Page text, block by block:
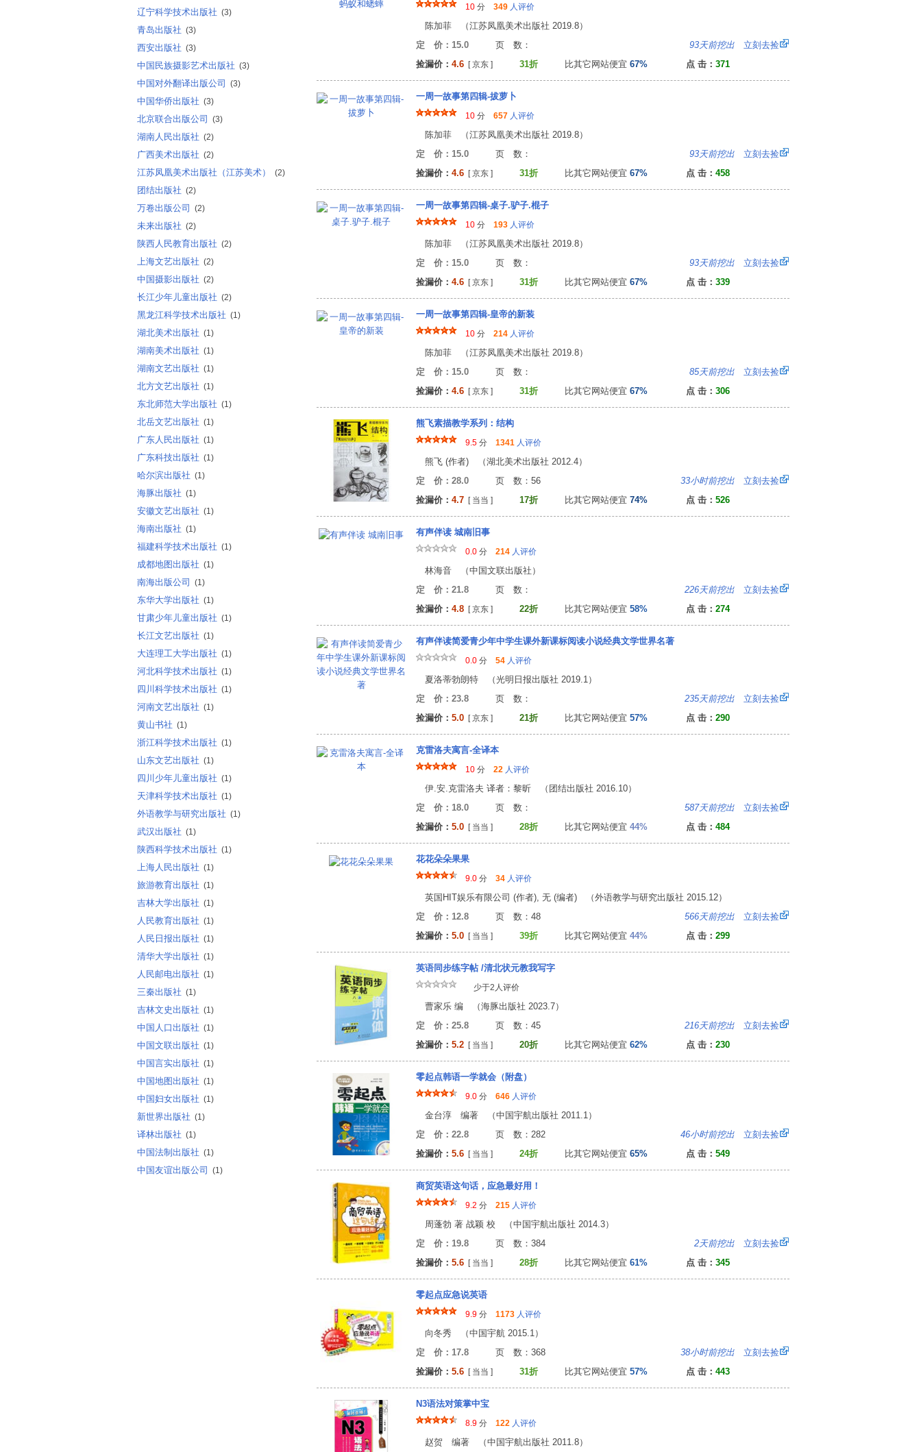
辽宁科学技术出版社 (3)
青岛出版社 (3)
西安出版社 (3)
中国民族摄影艺术出版社 (3)
中国对外翻译出版公司 (3)
中国华侨出版社 (3)
北京联合出版公司 (3)
湖南人民出版社 (2)
广西美术出版社 (2)
江苏凤凰美术出版社（江苏美术） (2)
团结出版社 (2)
万卷出版公司 (2)
未来出版社 (2)
陕西人民教育出版社 (2)
上海文艺出版社 (2)
中国摄影出版社 (2)
长江少年儿童出版社 (2)
黑龙江科学技术出版社 (1)
湖北美术出版社 (1)
湖南美术出版社 (1)
湖南文艺出版社 (1)
北方文艺出版社 (1)
东北师范大学出版社 (1)
北岳文艺出版社 (1)
广东人民出版社 (1)
广东科技出版社 (1)
哈尔滨出版社 (1)
海豚出版社 (1)
安徽文艺出版社 (1)
海南出版社 (1)
福建科学技术出版社 (1)
成都地图出版社 (1)
南海出版公司 (1)
东华大学出版社 (1)
甘肃少年儿童出版社 (1)
长江文艺出版社 (1)
大连理工大学出版社 (1)
河北科学技术出版社 (1)
四川科学技术出版社 (1)
河南文艺出版社 (1)
黄山书社 (1)
浙江科学技术出版社 (1)
山东文艺出版社 (1)
四川少年儿童出版社 (1)
天津科学技术出版社 (1)
外语教学与研究出版社 (1)
武汉出版社 (1)
陕西科学技术出版社 (1)
上海人民出版社 (1)
旅游教育出版社 (1)
吉林大学出版社 (1)
人民教育出版社 (1)
人民日报出版社 (1)
清华大学出版社 (1)
人民邮电出版社 (1)
三秦出版社 (1)
吉林文史出版社 (1)
中国人口出版社 (1)
中国文联出版社 (1)
中国言实出版社 (1)
中国地图出版社 (1)
中国妇女出版社 (1)
新世界出版社 (1)
译林出版社 (1)
中国法制出版社 (1)
中国友谊出版公司 (1)
10 分 349 人评价
陈加菲 （江苏凤凰美术出版社 2019.8）
定 价：15.0 页 数： 93天前挖出 立刻去捡
捡漏价： 4.6 [ 京东 ] 31折 比其它网站便宜 67% 点 击： 371
一周一故事第四辑-拔萝卜
10 分 657 人评价
陈加菲 （江苏凤凰美术出版社 2019.8）
定 价：15.0 页 数： 93天前挖出 立刻去捡
捡漏价： 4.6 [ 京东 ] 31折 比其它网站便宜 67% 点 击： 458
一周一故事第四辑-桌子.驴子.棍子
10 分 193 人评价
陈加菲 （江苏凤凰美术出版社 2019.8）
定 价：15.0 页 数： 93天前挖出 立刻去捡
捡漏价： 4.6 [ 京东 ] 31折 比其它网站便宜 67% 点 击： 339
一周一故事第四辑-皇帝的新装
10 分 214 人评价
陈加菲 （江苏凤凰美术出版社 2019.8）
定 价：15.0 页 数： 85天前挖出 立刻去捡
捡漏价： 4.6 [ 京东 ] 31折 比其它网站便宜 67% 点 击： 306
熊飞素描教学系列：结构
9.5 分 1341 人评价
熊飞 (作者) （湖北美术出版社 2012.4）
定 价：28.0 页 数：56 33小时前挖出 立刻去捡
捡漏价： 4.7 [ 当当 ] 17折 比其它网站便宜 74% 点 击： 526
有声伴读 城南旧事
0.0 分 214 人评价
林海音 （中国文联出版社）
定 价：21.8 页 数： 226天前挖出 立刻去捡
捡漏价： 4.8 [ 京东 ] 22折 比其它网站便宜 58% 点 击： 274
有声伴读简爱青少年中学生课外新课标阅读小说经典文学世界名著
0.0 分 54 人评价
夏洛蒂勃朗特 （光明日报出版社 2019.1）
定 价：23.8 页 数： 235天前挖出 立刻去捡
捡漏价： 5.0 [ 京东 ] 21折 比其它网站便宜 57% 点 击： 290
克雷洛夫寓言-全译本
10 分 22 人评价
伊.安.克雷洛夫 译者：黎昕 （团结出版社 2016.10）
定 价：18.0 页 数： 587天前挖出 立刻去捡
捡漏价： 5.0 [ 当当 ] 28折 比其它网站便宜 44% 点 击： 484
花花朵朵果果
9.0 分 34 人评价
英国HIT娱乐有限公司 (作者), 无 (编者) （外语教学与研究出版社 2015.12）
定 价：12.8 页 数：48 566天前挖出 立刻去捡
捡漏价： 5.0 [ 当当 ] 39折 比其它网站便宜 44% 点 击： 299
英语同步练字帖 /清北状元教我写字
少于2人评价
曹家乐 编 （海豚出版社 2023.7）
定 价：25.8 页 数：45 216天前挖出 立刻去捡
捡漏价： 5.2 [ 当当 ] 20折 比其它网站便宜 62% 点 击： 230
零起点韩语一学就会（附盘）
9.0 分 646 人评价
金台淳 编著 （中国宇航出版社 2011.1）
定 价：22.8 页 数：282 46小时前挖出 立刻去捡
捡漏价： 5.6 [ 当当 ] 24折 比其它网站便宜 65% 点 击： 549
商贸英语这句话，应急最好用！
9.2 分 215 人评价
周蓬勃 著 战颖 校 （中国宇航出版社 2014.3）
定 价：19.8 页 数：384 2天前挖出 立刻去捡
捡漏价： 5.6 [ 当当 ] 28折 比其它网站便宜 61% 点 击： 345
零起点应急说英语
9.9 分 1173 人评价
向冬秀 （中国宇航 2015.1）
定 价：17.8 页 数：368 38小时前挖出 立刻去捡
捡漏价： 5.6 [ 当当 ] 31折 比其它网站便宜 57% 点 击： 443
N3语法对策掌中宝
8.9 分 122 人评价
赵贺 编著 （中国宇航出版社 2011.8）